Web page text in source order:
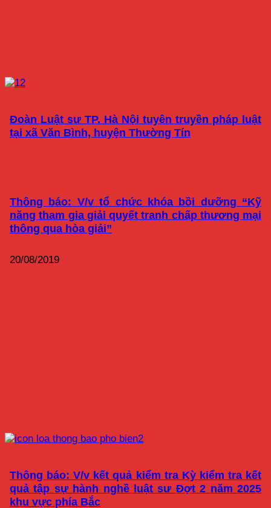
Đoàn Luật sư TP. Hà Nội tuyên truyền pháp luật
tại xã Văn Bình, huyện Thường Tín
Thông báo: V/v tổ chức khóa bồi dưỡng “Kỹ
năng tham gia giải quyết tranh chấp thương mại
thông qua hòa giải”
20/08/2019
Thông báo: V/v kết quả kiểm tra Kỳ kiểm tra kết
quả tập sự hành nghề luật sư Đợt 2 năm 2025
khu vực phía Bắc